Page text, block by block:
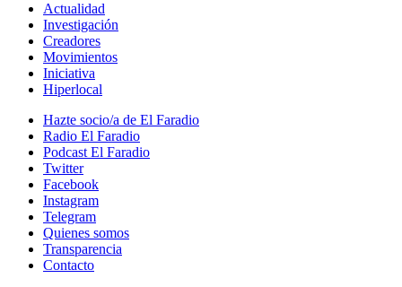
Actualidad
Investigación
Creadores
Movimientos
Iniciativa
Hiperlocal
Hazte socio/a de El Faradio
Radio El Faradio
Podcast El Faradio
Twitter
Facebook
Instagram
Telegram
Quienes somos
Transparencia
Contacto